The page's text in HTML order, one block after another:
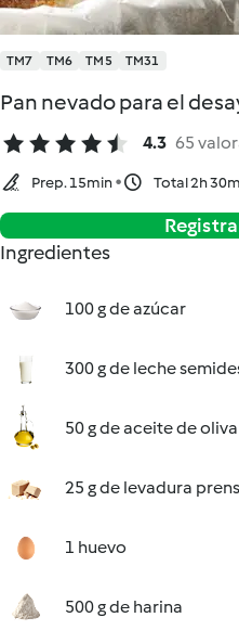
TM7 TM6 TM5 TM31
Pan nevado para el
4.3 65
Prep. 15min Total 2h
Ingredientes
100 g de azúcar
300 g de leche
50 g de aceite de
25 g de levadura
1 huevo
500 g de harina